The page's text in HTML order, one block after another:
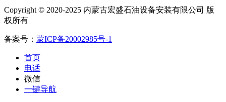
Copyright © 2020-2025 内蒙古宏盛石油设备安装有限公司 版
权所有
备案号： 蒙ICP备20002985号-1
首页
电话
微信
一键导航